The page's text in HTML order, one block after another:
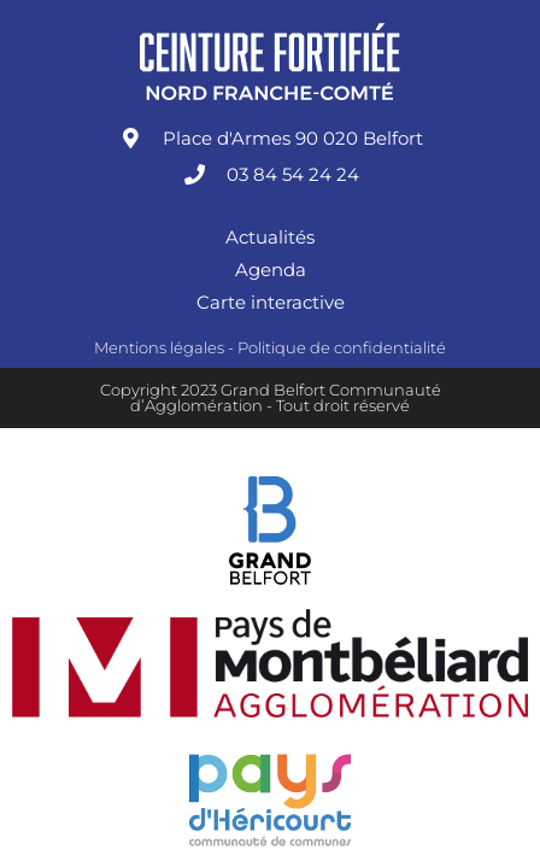
Place d'Armes 90 020 Belfort
03 84 54 24 24
Actualités
Agenda
Carte interactive
Mentions légales - Politique de confidentialité
Copyright 2023 Grand Belfort Communauté
d’Agglomération - Tout droit réservé